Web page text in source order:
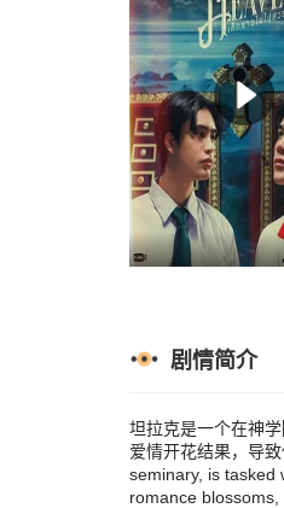
剧情简介
坦拉克是一个在神
爱情开花结果，导
seminary, is tasked
romance